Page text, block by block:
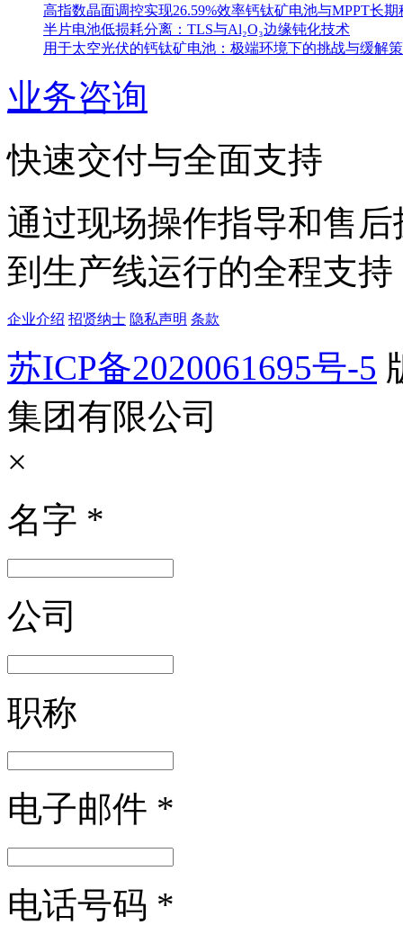
高指数晶面调控实现26.59%效率钙钛矿电池与MPPT长期
半片电池低损耗分离：TLS与Al₂O₃边缘钝化技术
用于太空光伏的钙钛矿电池：极端环境下的挑战与缓解
业务咨询
快速交付与全面支持
通过现场操作指导和售
到生产线运行的全程支持
企业介绍 招贤纳士 隐私声明 条款
苏ICP备2020061695号-5
集团有限公司
×
名字 *
公司
职称
电子邮件 *
电话号码 *